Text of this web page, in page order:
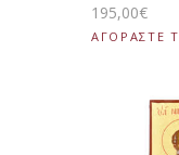
195,00€
ΑΓΟΡΑΣΤΕ